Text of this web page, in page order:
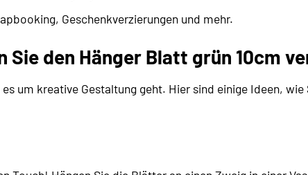
Geschenkverzierungen und mehr.
den Hänger Blatt grün 10cm
um kreative Gestaltung geht. Hier sind einige Ideen, wie